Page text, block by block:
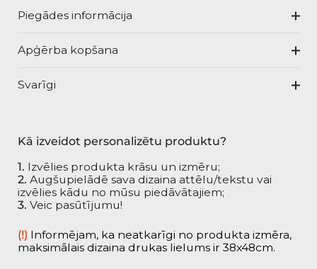
Piegādes informācija
Apģērba kopšana
Svarīgi
Kā izveidot personalizētu produktu?
1. Izvēlies produkta krāsu un izmēru;
2. Augšupielādē sava dizaina attēlu/tekstu vai
izvēlies kādu no mūsu piedāvātajiem;
3. Veic pasūtījumu!
(!) Informējam, ka neatkarīgi no produkta izmēra,
maksimālais dizaina drukas lielums ir 38x48cm.